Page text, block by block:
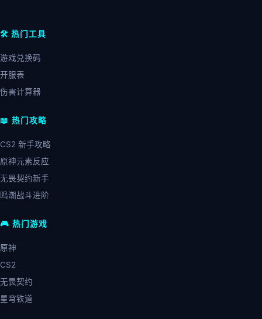
🛠️ 热门工具
游戏兑换码
开服表
伤害计算器
📖 热门攻略
CS2 新手攻略
原神元素反应
无畏契约新手
鸣潮战斗进阶
🎮 热门游戏
原神
CS2
无畏契约
星穹铁道